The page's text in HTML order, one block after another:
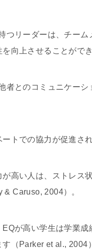
リーダーは、チー
向上させることがで
とのコミュニケー
トでの協力が促進さ
高い人は、ストレス
Caruso, 2004）。
が高い学生は学業成
（Parker et al., 2004